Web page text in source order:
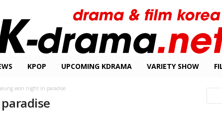
KPOP UPCOMING KDRAMA VARIETY SHOW
won night in paradise